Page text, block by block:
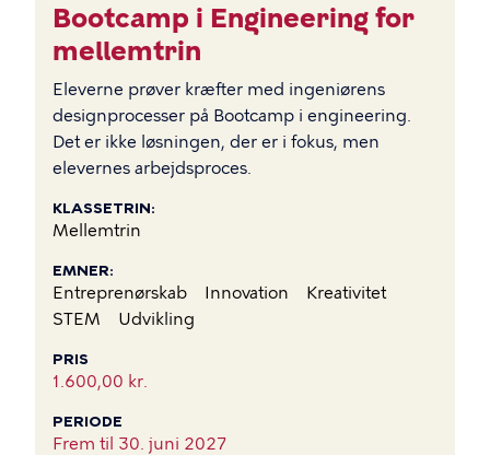
Bootcamp i Engineering for
mellemtrin
Eleverne prøver kræfter med ingeniørens
designprocesser på Bootcamp i engineering.
Det er ikke løsningen, der er i fokus, men
elevernes arbejdsproces.
KLASSETRIN
Mellemtrin
EMNER
Entreprenørskab Innovation
Kreativitet
STEM
Udvikling
PRIS
1.600,00 kr.
PERIODE
Frem til 30. juni 2027